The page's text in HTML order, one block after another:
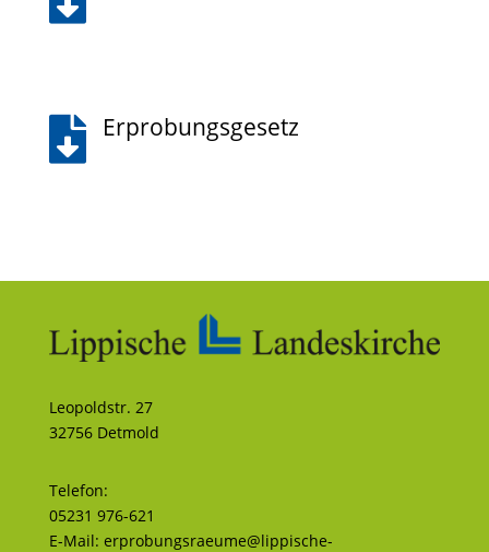
 Erprobungsgesetz
Leopoldstr. 27
32756 Detmold
Telefon:
05231 976-621
E-Mail: erprobungsraeume@lippische-